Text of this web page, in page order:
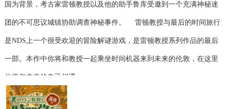
国为背景，考古家雷顿教授以及他的助手鲁库受邀到一个充满神秘迷
团的不可思议城镇协助调查神秘事件。 雷顿教授与最后的时间旅行
是NDS上一个很受欢迎的冒险解谜游戏，是雷顿教授系列作品的最后
一部。本作中你将和教授一起乘坐时间机器来到未来的伦敦，在这里
他将与未来的自己相遇.......
游戏一开始你突然收到一封来自未来的信件，而且还是未来的卢克寄